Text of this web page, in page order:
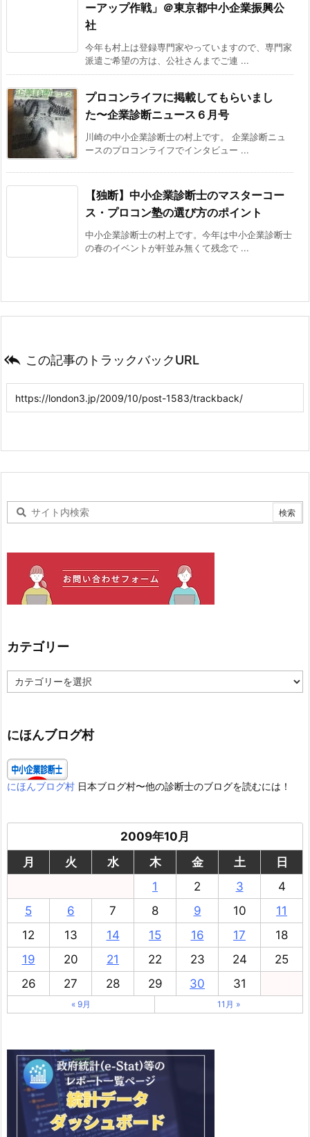
ーアップ作戦」＠東京都中小企業振興公
社
今年も村上は登録専門家やっていますので、専門家
派遣ご希望の方は、公社さんまでご連 ...
プロコンライフに掲載してもらいまし
た〜企業診断ニュース６月号
川崎の中小企業診断士の村上です。 企業診断ニュ
ースのプロコンライフでインタビュー ...
【独断】中小企業診断士のマスターコー
ス・プロコン塾の選び方のポイント
中小企業診断士の村上です。今年は中小企業診断士
の春のイベントが軒並み無くて残念で ...
 この記事のトラックバックURL
カテゴリー
テ
ー
にほんブログ村
にほんブログ村 日本ブログ村〜他の診断士のブログを読むには！
2009年10月
月
火 水 木 金 土
日
1
2 3
4
5
6 7 8 9 10
11
12
13 14 15 16 17
18
19
20 21 22 23 24
25
26
27 28 29 30 31
« 9月 11月 »